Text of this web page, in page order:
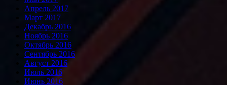
Апрель 2017
Март 2017
Декабрь 2016
Ноябрь 2016
Октябрь 2016
Сентябрь 2016
Август 2016
Июль 2016
Июнь 2016